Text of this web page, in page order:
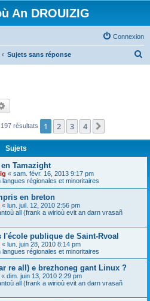
An DROUIZIG
Connexion
Sujets sans réponse
c
résultats 1 2 3 4
Sujets
Tamazight
« sam. févr. 16, 2013 9:17 pm
langues régionales et minoritaires
en breton
« lun. juil. 12, 2010 2:56 pm
all (frank a wirioù evit an darn vrasañ
l'école publique de Saint-Rvoal
« lun. juin 28, 2010 8:14 pm
langues régionales et minoritaires
re all) e brezhoneg gant Linux ?
« dim. juin 13, 2010 2:29 pm
all (frank a wirioù evit an darn vrasañ